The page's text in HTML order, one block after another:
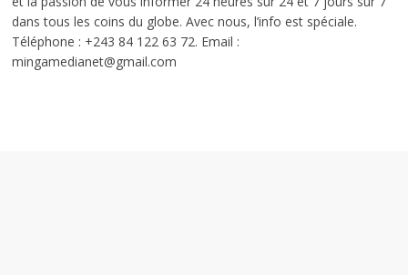
dans tous les coins du globe. Avec nous, l’info est spéciale.
Téléphone : +243 84 122 63 72. Email :
mingamedianet@gmail.com